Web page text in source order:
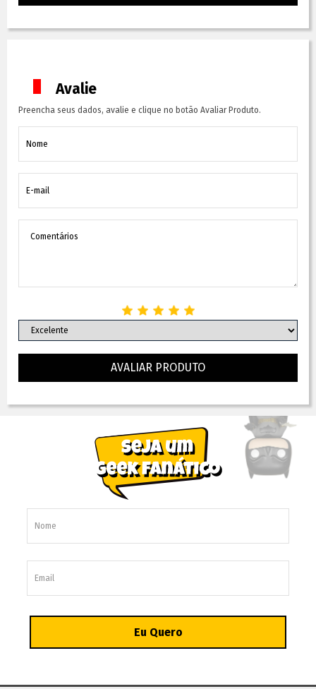
Avalie
Preencha seus dados, avalie e clique no botão Avaliar Produto.
AVALIAR PRODUTO